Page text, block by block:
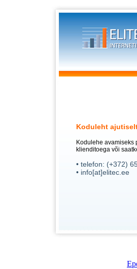
Koduleht
Kodulehe avamiseks
klienditoega või
• telefon: (+372)
• info[at]elitec.ee